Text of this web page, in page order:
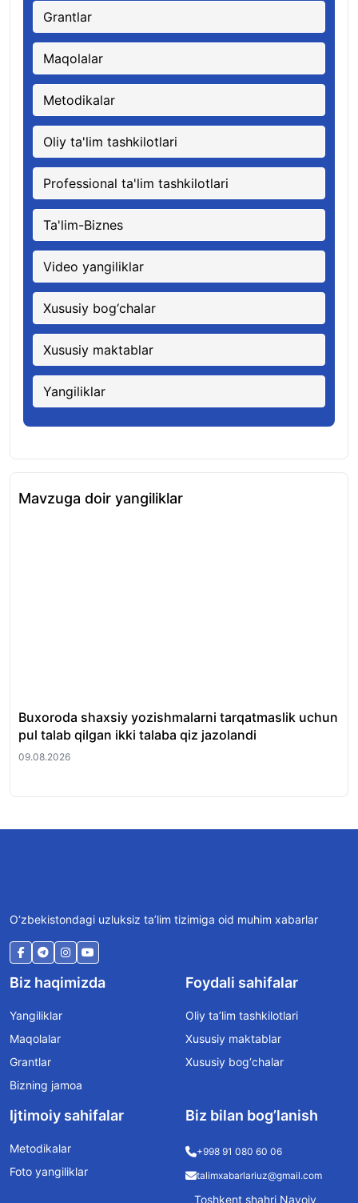
Grantlar
Maqolalar
Metodikalar
Oliy ta'lim tashkilotlari
Professional ta'lim tashkilotlari
Ta'lim-Biznes
Video yangiliklar
Xususiy bog‘chalar
Xususiy maktablar
Yangiliklar
Mavzuga doir yangiliklar
Buxoroda shaxsiy yozishmalarni tarqatmaslik uchun
pul talab qilgan ikki talaba qiz jazolandi
09.08.2026
O‘zbekistondagi uzluksiz ta’lim tizimiga oid muhim xabarlar
Biz haqimizda
Yangiliklar
Maqolalar
Grantlar
Bizning jamoa
Foydali sahifalar
Oliy ta’lim tashkilotlari
Xususiy maktablar
Xususiy bog‘chalar
Ijtimoiy sahifalar
Metodikalar
Foto yangiliklar
Biz bilan bog’lanish
+998 91 080 60 06
talimxabarlariuz@gmail.com
Toshkent shahri Navoiy